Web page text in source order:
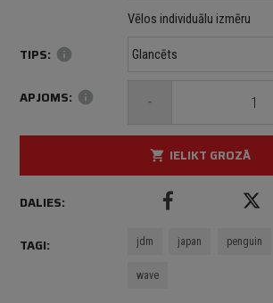
mm mm
Maksimālais izmērs: 1000 mm
Vēlos individuālu izmēru
TIPS: info
APJOMS: info -
shopping_cart IELIKT GROZĀ
DALIES:
TAGI: jdm japan penguin
wave